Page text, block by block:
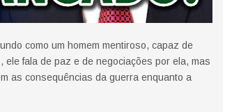
como um homem mentiroso, capaz de
fala de paz e de negociações por ela, mas
as consequências da guerra enquanto a